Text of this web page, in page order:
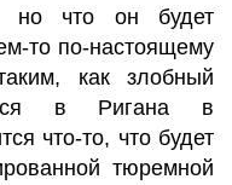
но что он будет
то по-настоящему
как злобный
в Ригана в
что-то, что будет
тюремной